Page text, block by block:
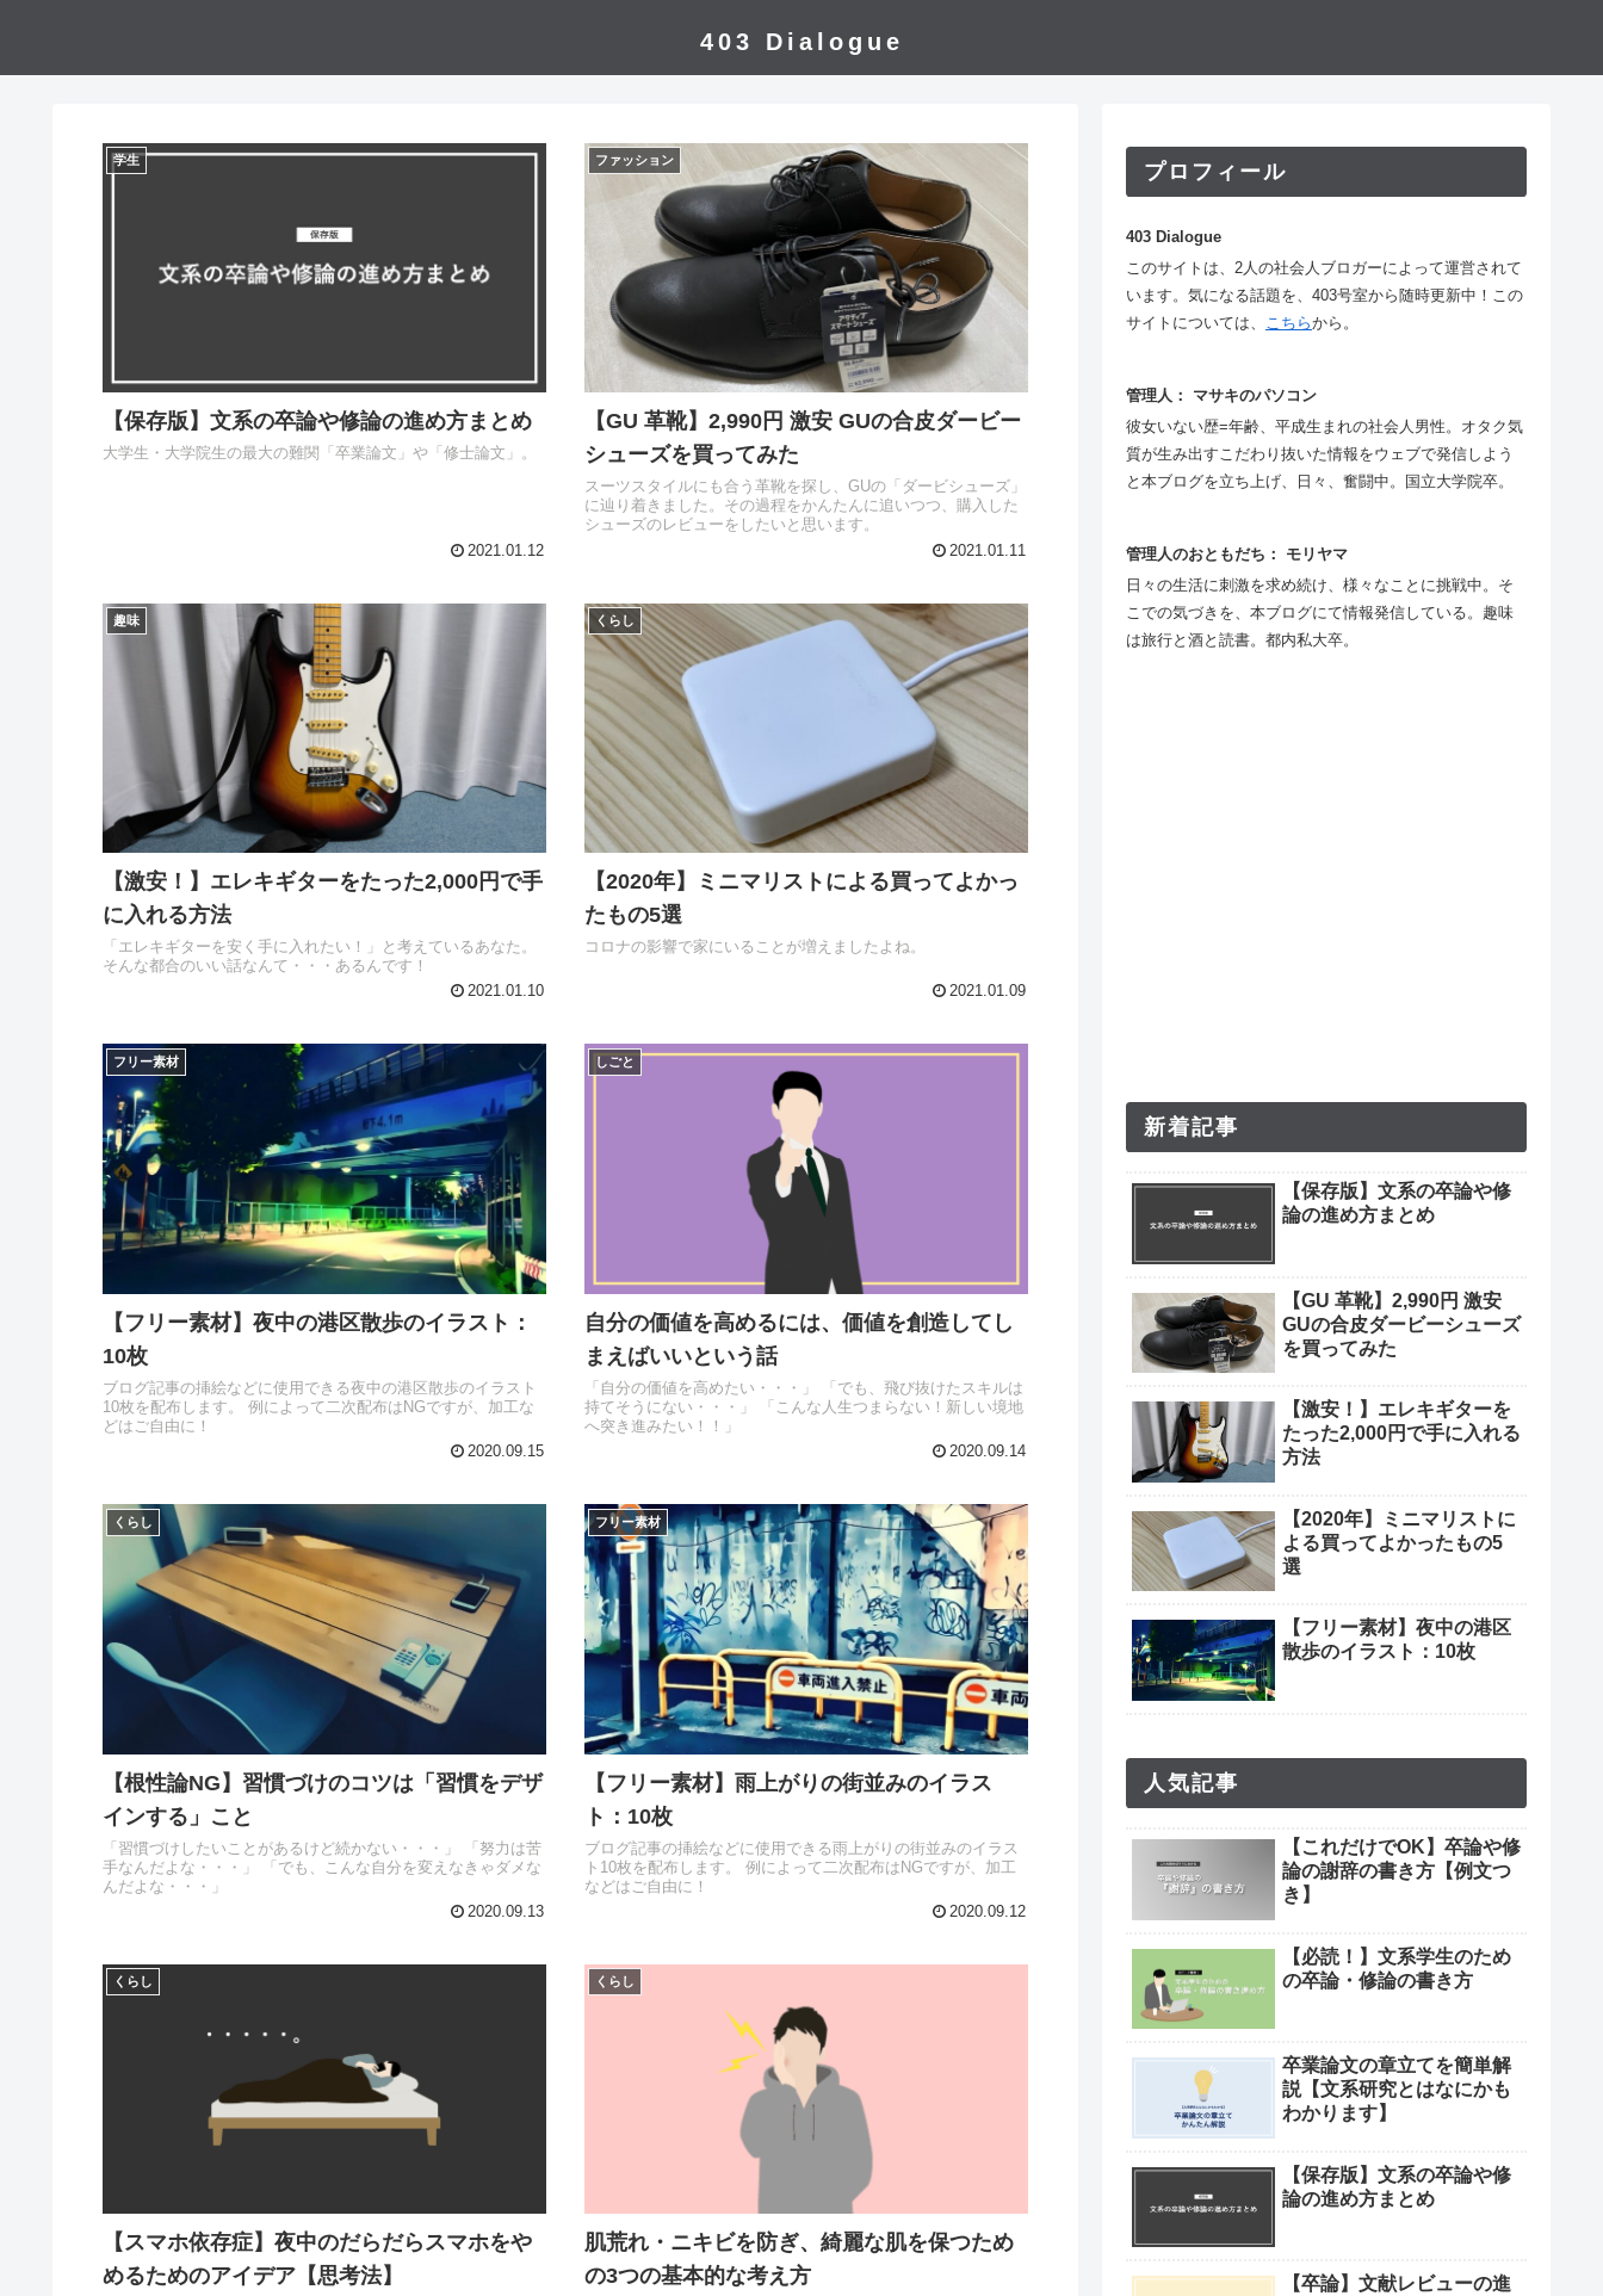
403 Dialogue
学生
【保存版】文系の卒論や修論の進め方まとめ
大学生・大学院生の最大の難関「卒業論文」や「修士論文」。
2021.01.12
ファッション
【GU 革靴】2,990円 激安 GUの合皮ダービー
シューズを買ってみた
スーツスタイルにも合う革靴を探し、GUの「ダービシューズ」
に辿り着きました。その過程をかんたんに追いつつ、購入した
シューズのレビューをしたいと思います。
2021.01.11
趣味
【激安！】エレキギターをたった2,000円で手
に入れる方法
「エレキギターを安く手に入れたい！」と考えているあなた。
そんな都合のいい話なんて・・・あるんです！
2021.01.10
くらし
【2020年】ミニマリストによる買ってよかっ
たもの5選
コロナの影響で家にいることが増えましたよね。
2021.01.09
フリー素材
【フリー素材】夜中の港区散歩のイラスト：
10枚
ブログ記事の挿絵などに使用できる夜中の港区散歩のイラスト
10枚を配布します。 例によって二次配布はNGですが、加工な
どはご自由に！
2020.09.15
しごと
自分の価値を高めるには、価値を創造してし
まえばいいという話
「自分の価値を高めたい・・・」 「でも、飛び抜けたスキルは
持てそうにない・・・」 「こんな人生つまらない！新しい境地
へ突き進みたい！！」
2020.09.14
くらし
【根性論NG】習慣づけのコツは「習慣をデザ
インする」こと
「習慣づけしたいことがあるけど続かない・・・」 「努力は苦
手なんだよな・・・」 「でも、こんな自分を変えなきゃダメな
んだよな・・・」
2020.09.13
フリー素材
【フリー素材】雨上がりの街並みのイラス
ト：10枚
ブログ記事の挿絵などに使用できる雨上がりの街並みのイラス
ト10枚を配布します。 例によって二次配布はNGですが、加工
などはご自由に！
2020.09.12
くらし
【スマホ依存症】夜中のだらだらスマホをや
めるためのアイデア【思考法】
くらし
肌荒れ・ニキビを防ぎ、綺麗な肌を保つため
の3つの基本的な考え方
プロフィール
403 Dialogue
このサイトは、2人の社会人ブロガーによって運営されて
います。気になる話題を、403号室から随時更新中！この
サイトについては、
こちらから。
管理人： マサキのパソコン
彼女いない歴=年齢、平成生まれの社会人男性。オタク気
質が生み出すこだわり抜いた情報をウェブで発信しよう
と本ブログを立ち上げ、日々、奮闘中。国立大学院卒。
管理人のおともだち： モリヤマ
日々の生活に刺激を求め続け、様々なことに挑戦中。そ
こでの気づきを、本ブログにて情報発信している。趣味
は旅行と酒と読書。都内私大卒。
新着記事
【保存版】文系の卒論や修
論の進め方まとめ
【GU 革靴】2,990円 激安
GUの合皮ダービーシューズ
を買ってみた
【激安！】エレキギターを
たった2,000円で手に入れる
方法
【2020年】ミニマリストに
よる買ってよかったもの5
選
【フリー素材】夜中の港区
散歩のイラスト：10枚
人気記事
【これだけでOK】卒論や修
論の謝辞の書き方【例文つ
き】
【必読！】文系学生のため
の卒論・修論の書き方
卒業論文の章立てを簡単解
説【文系研究とはなにかも
わかります】
【保存版】文系の卒論や修
論の進め方まとめ
【卒論】文献レビューの進